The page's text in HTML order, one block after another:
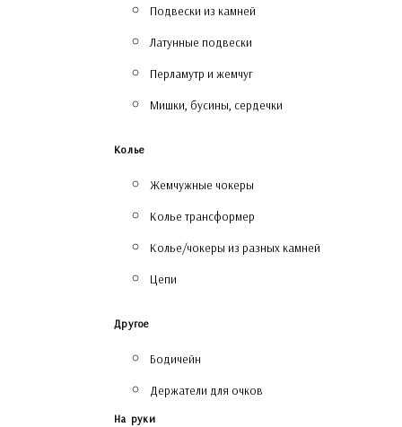
Подвески из камней
Латунные подвески
Перламутр и жемчуг
Мишки, бусины, сердечки
Колье
Жемчужные чокеры
Колье трансформер
Колье/чокеры из разных камней
Цепи
Другое
Бодичейн
Держатели для очков
На руки